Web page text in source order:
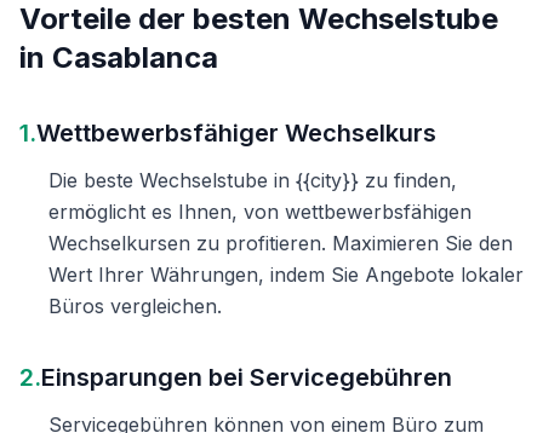
Vorteile der besten Wechselstube
in Casablanca
1.Wettbewerbsfähiger Wechselkurs
Die beste Wechselstube in {{city}} zu finden,
ermöglicht es Ihnen, von wettbewerbsfähigen
Wechselkursen zu profitieren. Maximieren Sie den
Wert Ihrer Währungen, indem Sie Angebote lokaler
Büros vergleichen.
2.Einsparungen bei Servicegebühren
Servicegebühren können von einem Büro zum